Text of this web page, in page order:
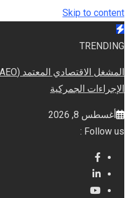
Skip to content
TRENDING
الإجراءات الجمركية
أغسطس 8, 2026
Follow us :